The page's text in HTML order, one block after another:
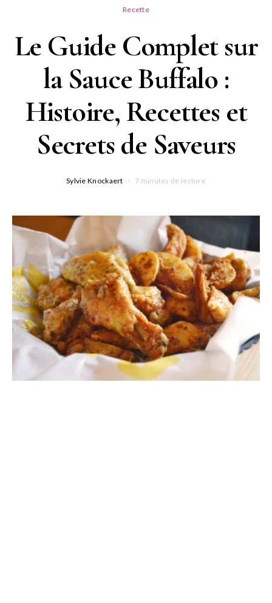
Recette
Le Guide Complet sur
la Sauce Buffalo :
Histoire, Recettes et
Secrets de Saveurs
Sylvie Knockaert 7 minutes de lecture